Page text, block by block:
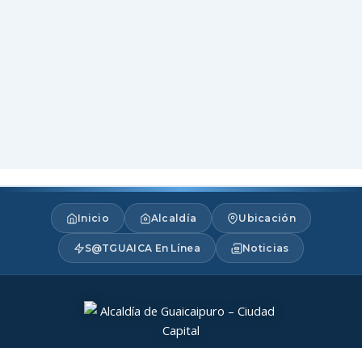
Inicio Alcaldía Ubicación
S@TGUAICA En Línea Noticias